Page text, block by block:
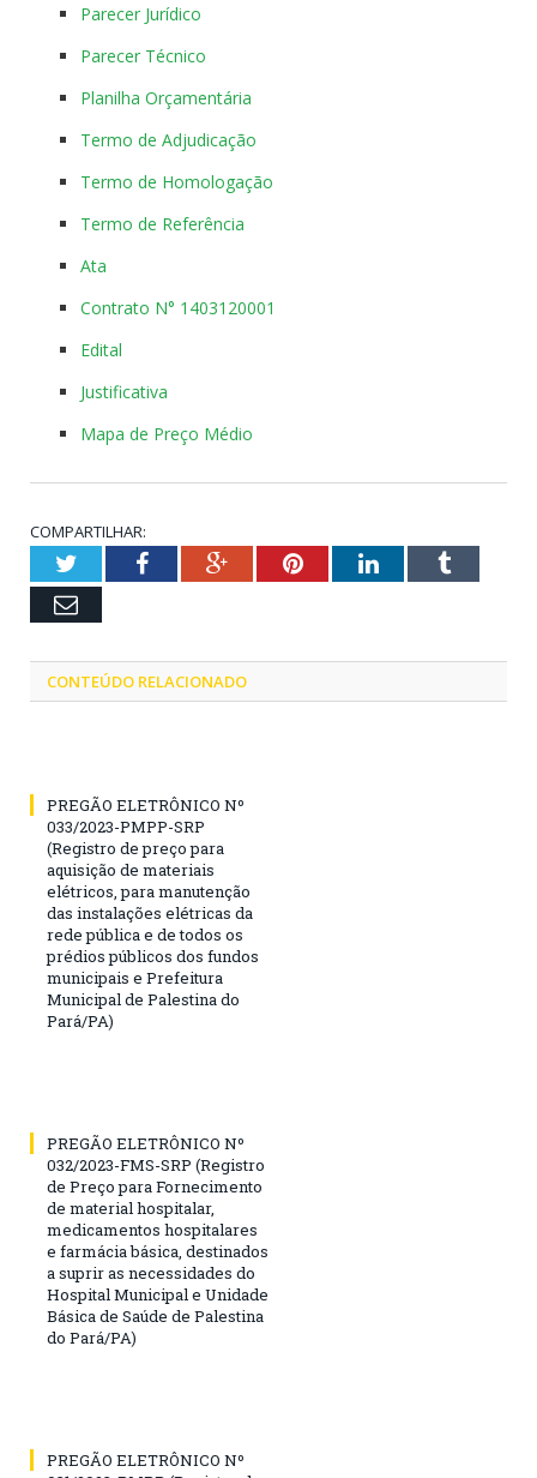
Parecer Jurídico
Parecer Técnico
Planilha Orçamentária
Termo de Adjudicação
Termo de Homologação
Termo de Referência
Ata
Contrato N° 1403120001
Edital
Justificativa
Mapa de Preço Médio
COMPARTILHAR:
TwitterFacebookGoogle+PinterestLinkedInTumblr
Email
CONTEÚDO RELACIONADO
PREGÃO ELETRÔNICO Nº
033/2023-PMPP-SRP
(Registro de preço para
aquisição de materiais
elétricos, para manutenção
das instalações elétricas da
rede pública e de todos os
prédios públicos dos fundos
municipais e Prefeitura
Municipal de Palestina do
Pará/PA)
PREGÃO ELETRÔNICO Nº
032/2023-FMS-SRP (Registro
de Preço para Fornecimento
de material hospitalar,
medicamentos hospitalares
e farmácia básica, destinados
a suprir as necessidades do
Hospital Municipal e Unidade
Básica de Saúde de Palestina
do Pará/PA)
PREGÃO ELETRÔNICO Nº